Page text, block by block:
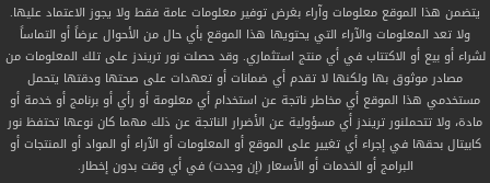
يتضمن هذا الموقع معلومات وآراء بغرض توفير معلومات عامة فقط ولا يجوز الاعتماد عليها.
ولا تعد المعلومات والآراء التي يحتويها هذا الموقع بأي حال من الأحوال عرضاً أو التماساً
لشراء أو بيع أو الاكتتاب في أي منتج استثماري. وقد حصلت نور تريندز على تلك المعلومات من
مصادر موثوق بها ولكنها لا تقدم أي ضمانات أو تعهدات على صحتها ودقتها يتحمل
مستخدمي هذا الموقع أي مخاطر ناتجة عن استخدام أي معلومة أو رأي أو برنامج أو خدمة أو
مادة، ولا تتحملنور تريندز أي مسؤولية عن الأضرار الناتجة عن ذلك مهما كان نوعها تحتفظ نور
كابيتال بحقها في إجراء أي تغيير على الموقع أو المعلومات أو الآراء أو المواد أو المنتجات أو
البرامج أو الخدمات أو الأسعار (إن وجدت) في أي وقت بدون إخطار.